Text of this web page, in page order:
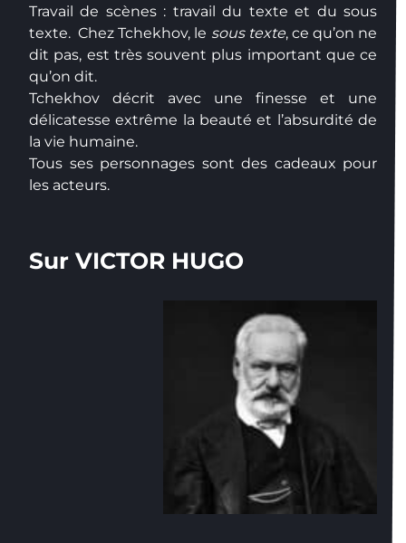
Travail de scènes : travail du texte et du sous
texte. Chez Tchekhov, le sous texte, ce qu’on ne
dit pas, est très souvent plus important que ce
qu’on dit.
Tchekhov décrit avec une finesse et une
délicatesse extrême la beauté et l’absurdité de
la vie humaine.
Tous ses personnages sont des cadeaux pour
les acteurs.
Sur VICTOR HUGO